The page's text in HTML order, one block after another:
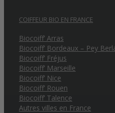
COIFFEUR BIO EN FRANCE
Biocoiff’ Arras
Biocoiff’ Bordeaux – Pey
Biocoiff’ Fréjus
Biocoiff’ Marseille
Biocoiff’ Nice
Biocoiff’ Rouen
Biocoiff’ Talence
Autres villes en France